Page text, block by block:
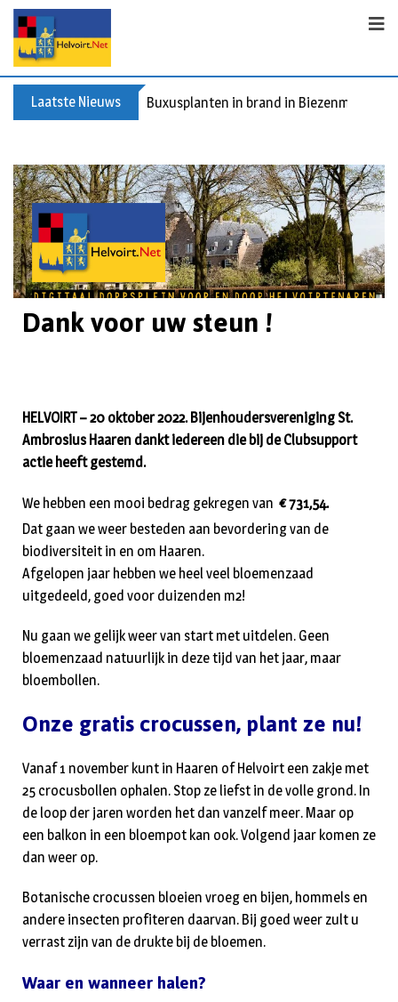
Laatste Nieuws Buxusplanten in brand in Biezenmortel,
Dank voor uw steun !
HELVOIRT – 20 oktober 2022. Bijenhoudersvereniging St.
Ambrosius Haaren dankt iedereen die bij de Clubsupport
actie heeft gestemd.
We hebben een mooi bedrag gekregen van € 731,54.
Dat gaan we weer besteden aan bevordering van de
biodiversiteit in en om Haaren.
Afgelopen jaar hebben we heel veel bloemenzaad
uitgedeeld, goed voor duizenden m2!
Nu gaan we gelijk weer van start met uitdelen. Geen
bloemenzaad natuurlijk in deze tijd van het jaar, maar
bloembollen.
Onze gratis crocussen, plant ze nu!
Vanaf 1 november kunt in Haaren of Helvoirt een zakje met
25 crocusbollen ophalen. Stop ze liefst in de volle grond. In
de loop der jaren worden het dan vanzelf meer. Maar op
een balkon in een bloempot kan ook. Volgend jaar komen ze
dan weer op.
Botanische crocussen bloeien vroeg en bijen, hommels en
andere insecten profiteren daarvan. Bij goed weer zult u
verrast zijn van de drukte bij de bloemen.
Waar en wanneer halen?